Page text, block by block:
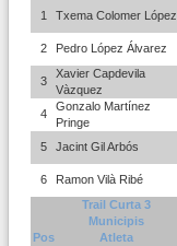
1
Txema Colomer López
2 Pedro López Álvarez
3
Xavier Capdevila
Vàzquez
4
Gonzalo Martínez
Pringe
5 Jacint Gil Arbós
6 Ramon Vilà Ribé
Trail Curta 3
Municipis
Pos
Atleta